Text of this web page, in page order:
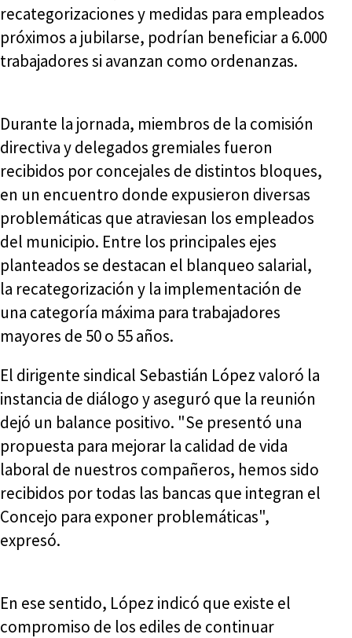
recategorizaciones y medidas para empleados
próximos a jubilarse, podrían beneficiar a 6.000
trabajadores si avanzan como ordenanzas.
Durante la jornada, miembros de la comisión
directiva y delegados gremiales fueron
recibidos por concejales de distintos bloques,
en un encuentro donde expusieron diversas
problemáticas que atraviesan los empleados
del municipio. Entre los principales ejes
planteados se destacan el blanqueo salarial,
la recategorización y la implementación de
una categoría máxima para trabajadores
mayores de 50 o 55 años.
El dirigente sindical Sebastián López valoró la
instancia de diálogo y aseguró que la reunión
dejó un balance positivo. "Se presentó una
propuesta para mejorar la calidad de vida
laboral de nuestros compañeros, hemos sido
recibidos por todas las bancas que integran el
Concejo para exponer problemáticas",
expresó.
En ese sentido, López indicó que existe el
compromiso de los ediles de continuar